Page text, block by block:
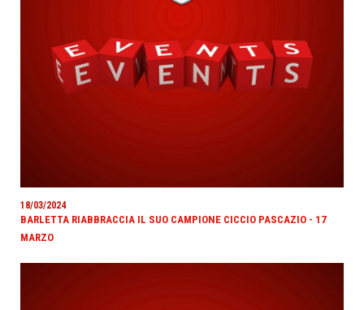
18/03/2024
BARLETTA RIABBRACCIA IL SUO CAMPIONE CICCIO PASCAZIO - 17
MARZO